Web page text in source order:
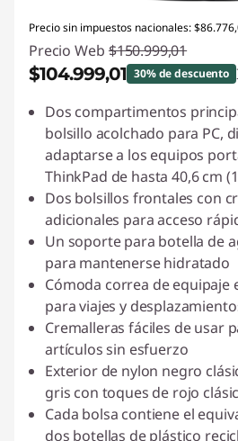
Precio sin impuestos nacionales:
Precio Web $150.999,01
$104.999,01 30% de descuento
Descuento prod (inc IVA) :-
Dos compartimentos
bolsillo acolchado para PC,
adaptarse a los equipos
ThinkPad de hasta 40,6 cm
Dos bolsillos frontales con
adicionales para acceso
Un soporte para botella de
para mantenerse hidratado
Cómoda correa de equipaje
para viajes y
Cremalleras fáciles de usar
artículos sin esfuerzo
Exterior de nylon negro
gris con toques de rojo
Cada bolsa contiene el
dos botellas de plástico